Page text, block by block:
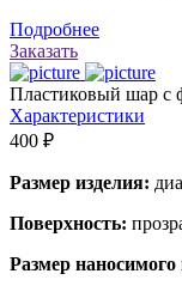
Подробнее
Заказать
Пластиковый шар с
Характеристики
400 ₽
Размер изделия:
Поверхность:
Размер